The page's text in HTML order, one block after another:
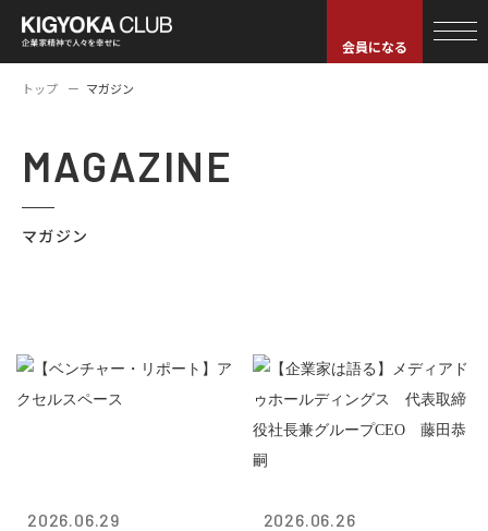
会員になる
トップ マガジン
MAGAZINE
マガジン
2026.06.29 2026.06.26